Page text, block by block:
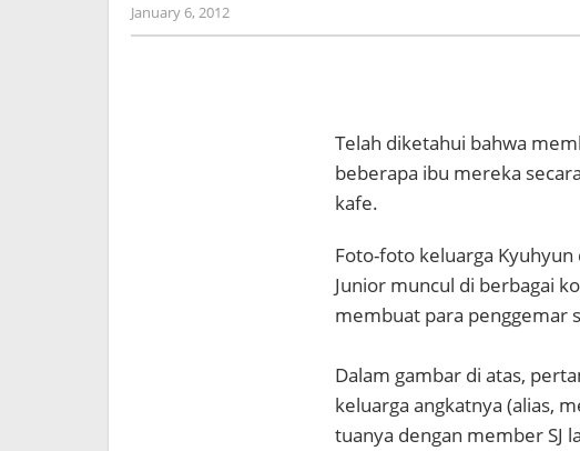
January 6, 2012by
Koreanindo
Telah diketahui bahwa
beberapa ibu mereka
kafe.
Foto-foto keluarga
Junior muncul di berbagai
membuat para penggemar
Dalam gambar di atas,
keluarga angkatnya (alias,
tuanya dengan member SJ